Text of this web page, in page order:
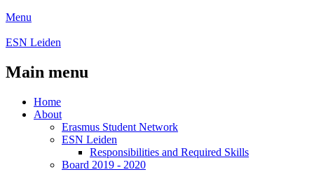
Menu
ESN Leiden
Main menu
Home
About
Erasmus Student Network
ESN Leiden
Responsibilities and Required Skills
Board 2019 - 2020